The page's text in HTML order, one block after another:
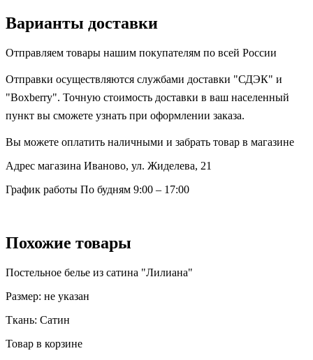
Варианты доставки
Отправляем товары нашим покупателям по всей России
Отправки осуществляются службами доставки "СДЭК" и
"Boxberry". Точную стоимость доставки в ваш населенный
пункт вы сможете узнать при оформлении заказа.
Вы можете оплатить наличными и забрать товар в магазине
Адрес магазина Иваново, ул. Жиделева, 21
График работы По будням 9:00 – 17:00
Похожие товары
Постельное белье из сатина "Лилиана"
Размер: не указан
Ткань: Сатин
Товар в корзине